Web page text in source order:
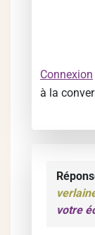
Connexion
à la
votre